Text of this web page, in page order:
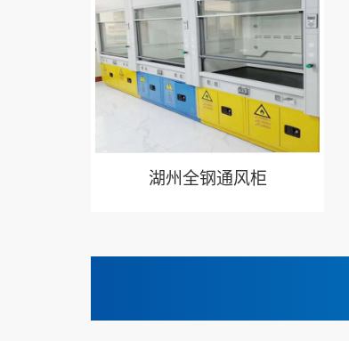
湖州全钢通风柜